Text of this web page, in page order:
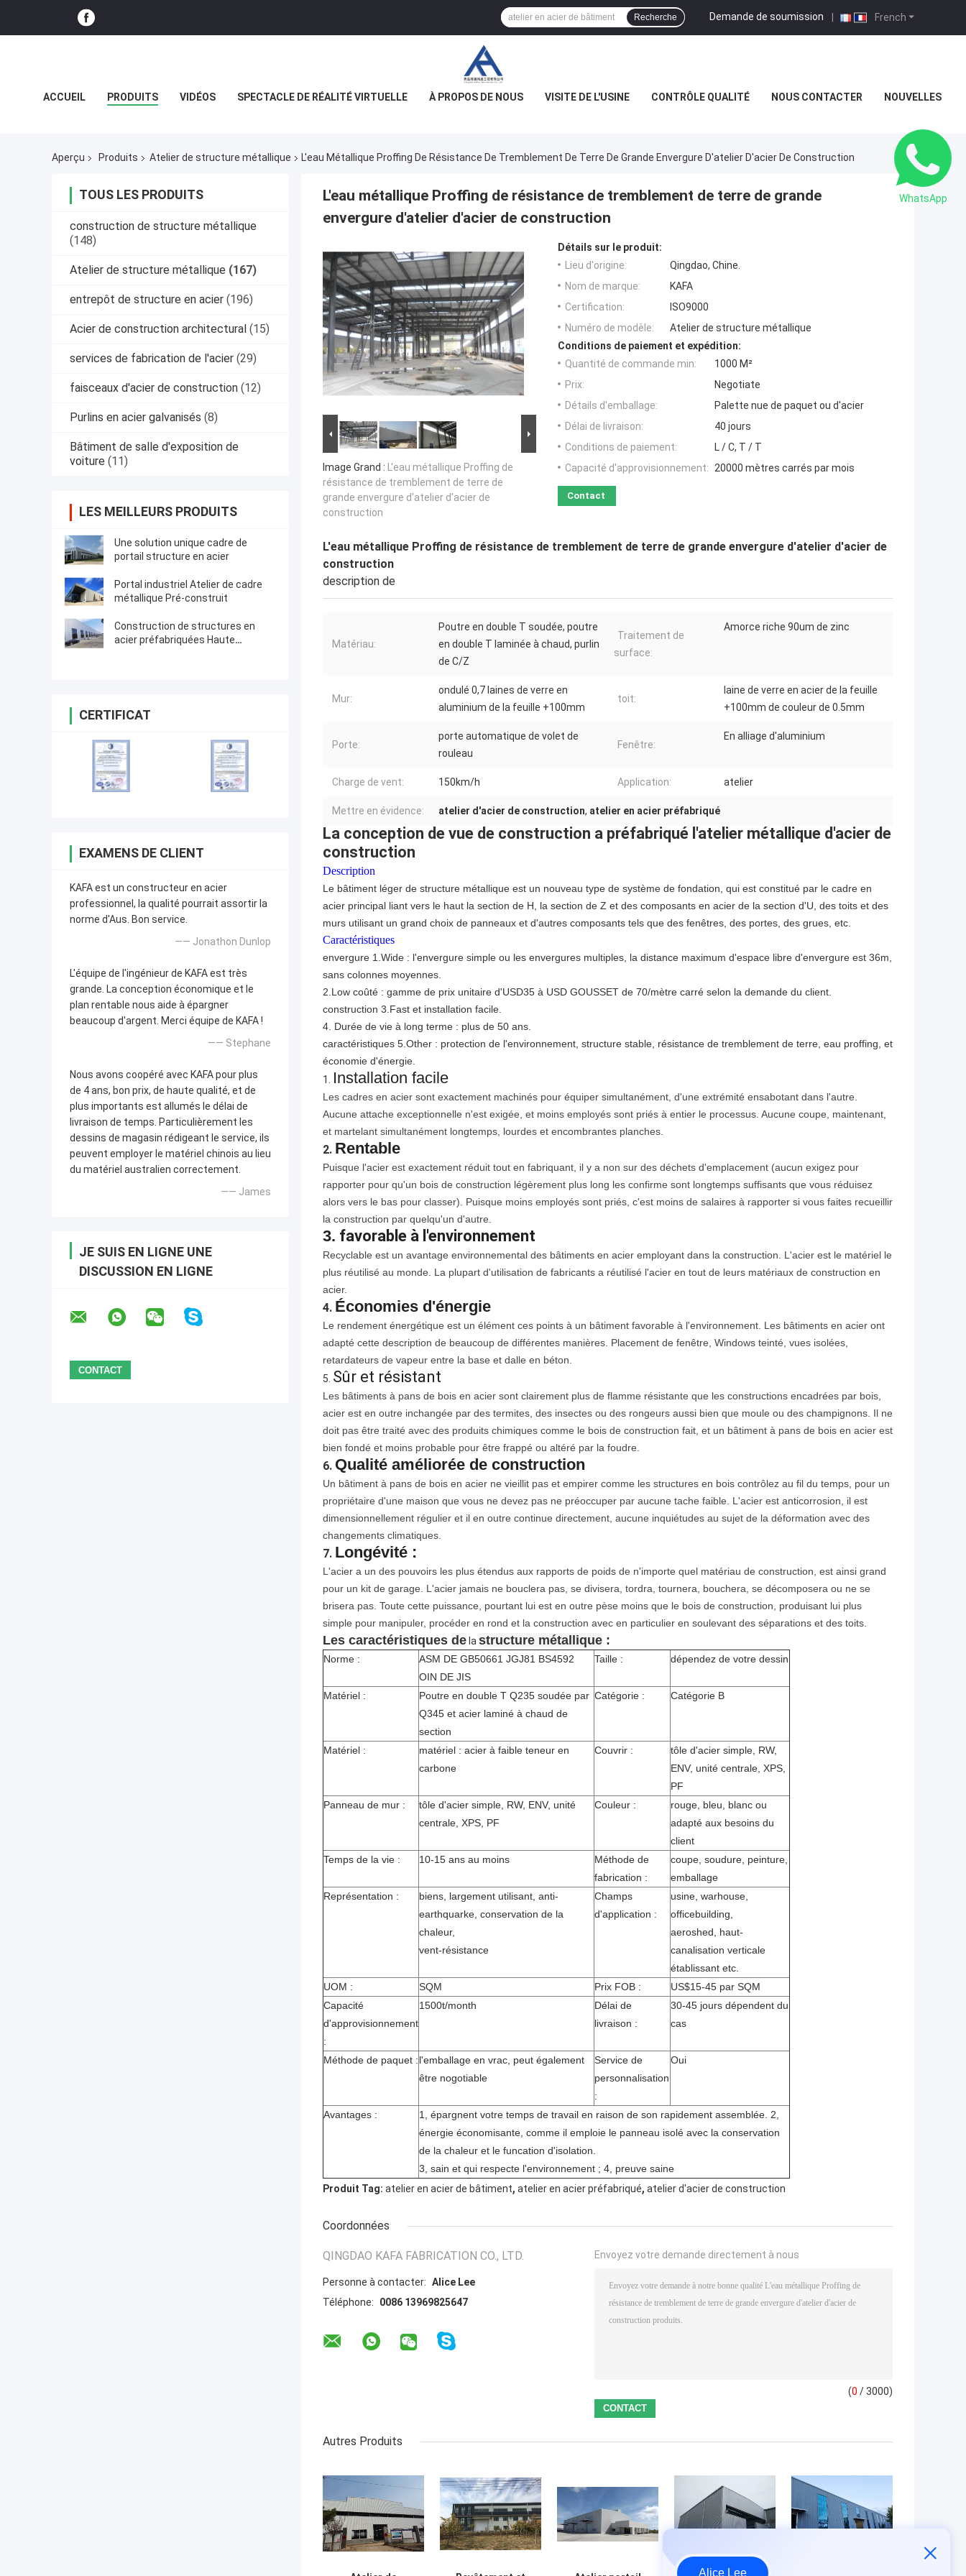
French
Demande de soumission |
Recherche
ACCUEIL PRODUITS VIDÉOS SPECTACLE DE RÉALITÉ VIRTUELLE À PROPOS DE NOUS VISITE DE L'USINE CONTRÔLE QUALITÉ NOUS CONTACTER NOUVELLES
Aperçu Produits Atelier de structure métallique L'eau Métallique Proffing De Résistance De Tremblement De Terre De Grande Envergure D'atelier D'acier De Construction
TOUS LES PRODUITS
construction de structure métallique
(148)
Atelier de structure métallique (167)
entrepôt de structure en acier (196)
Acier de construction architectural (15)
services de fabrication de l'acier (29)
faisceaux d'acier de construction (12)
Purlins en acier galvanisés (8)
Bâtiment de salle d'exposition de
voiture (11)
LES MEILLEURS PRODUITS
Une solution unique cadre de
portail structure en acier
Portal industriel Atelier de cadre
métallique Pré-construit
Construction de structures en
acier préfabriquées Haute
CERTIFICAT
EXAMENS DE CLIENT
KAFA est un constructeur en acier
professionnel, la qualité pourrait assortir la
norme d'Aus. Bon service.
—— Jonathon Dunlop
L'équipe de l'ingénieur de KAFA est très
grande. La conception économique et le
plan rentable nous aide à épargner
beaucoup d'argent. Merci équipe de KAFA !
—— Stephane
Nous avons coopéré avec KAFA pour plus
de 4 ans, bon prix, de haute qualité, et de
plus importants est allumés le délai de
livraison de temps. Particulièrement les
dessins de magasin rédigeant le service, ils
peuvent employer le matériel chinois au lieu
du matériel australien correctement.
—— James
JE SUIS EN LIGNE UNE
DISCUSSION EN LIGNE
L'eau métallique Proffing de résistance de tremblement de terre de grande
envergure d'atelier d'acier de construction
Image Grand : L'eau métallique Proffing de
résistance de tremblement de terre de
grande envergure d'atelier d'acier de
construction
Détails sur le produit:
Lieu d'origine:
Qingdao, Chine.
Nom de marque:
KAFA
Certification:
ISO9000
Numéro de modèle:
Atelier de structure métallique
Conditions de paiement et expédition:
Quantité de commande min:
1000 M²
Prix:
Negotiate
Détails d'emballage:
Palette nue de paquet ou d'acier
Délai de livraison:
40 jours
Conditions de paiement:
L / C, T / T
Capacité d'approvisionnement: 20000 mètres carrés par mois
Contact
L'eau métallique Proffing de résistance de tremblement de terre de grande envergure d'atelier d'acier de
construction
description de
Matériau:
Poutre en double T soudée, poutre
en double T laminée à chaud, purlin
de C/Z
Traitement de
surface:
Amorce riche 90um de zinc
Mur:
ondulé 0,7 laines de verre en
aluminium de la feuille +100mm
toit:
laine de verre en acier de la feuille
+100mm de couleur de 0.5mm
Porte:
porte automatique de volet de
rouleau
Fenêtre:
En alliage d'aluminium
Charge de vent: 150km/h Application: atelier
Mettre en évidence: atelier d'acier de construction, atelier en acier préfabriqué
La conception de vue de construction a préfabriqué l'atelier métallique d'acier de
construction
Description
Le bâtiment léger de structure métallique est un nouveau type de système de fondation, qui est constitué par le cadre en
acier principal liant vers le haut la section de H, la section de Z et des composants en acier de la section d'U, des toits et des
murs utilisant un grand choix de panneaux et d'autres composants tels que des fenêtres, des portes, des grues, etc.
Caractéristiques
envergure 1.Wide : l'envergure simple ou les envergures multiples, la distance maximum d'espace libre d'envergure est 36m,
sans colonnes moyennes.
2.Low coûté : gamme de prix unitaire d'USD35 à USD GOUSSET de 70/mètre carré selon la demande du client.
construction 3.Fast et installation facile.
4. Durée de vie à long terme : plus de 50 ans.
caractéristiques 5.Other : protection de l'environnement, structure stable, résistance de tremblement de terre, eau proffing, et
économie d'énergie.
1. Installation facile
Les cadres en acier sont exactement machinés pour équiper simultanément, d'une extrémité ensabotant dans l'autre.
Aucune attache exceptionnelle n'est exigée, et moins employés sont priés à entier le processus. Aucune coupe, maintenant,
et martelant simultanément longtemps, lourdes et encombrantes planches.
2. Rentable
Puisque l'acier est exactement réduit tout en fabriquant, il y a non sur des déchets d'emplacement (aucun exigez pour
rapporter pour qu'un bois de construction légèrement plus long les confirme sont longtemps suffisants que vous réduisez
alors vers le bas pour classer). Puisque moins employés sont priés, c'est moins de salaires à rapporter si vous faites recueillir
la construction par quelqu'un d'autre.
3. favorable à l'environnement
Recyclable est un avantage environnemental des bâtiments en acier employant dans la construction. L'acier est le matériel le
plus réutilisé au monde. La plupart d'utilisation de fabricants a réutilisé l'acier en tout de leurs matériaux de construction en
acier.
4. Économies d'énergie
Le rendement énergétique est un élément ces points à un bâtiment favorable à l'environnement. Les bâtiments en acier ont
adapté cette description de beaucoup de différentes manières. Placement de fenêtre, Windows teinté, vues isolées,
retardateurs de vapeur entre la base et dalle en béton.
5. Sûr et résistant
Les bâtiments à pans de bois en acier sont clairement plus de flamme résistante que les constructions encadrées par bois,
acier est en outre inchangée par des termites, des insectes ou des rongeurs aussi bien que moule ou des champignons. Il ne
doit pas être traité avec des produits chimiques comme le bois de construction fait, et un bâtiment à pans de bois en acier est
bien fondé et moins probable pour être frappé ou altéré par la foudre.
6. Qualité améliorée de construction
Un bâtiment à pans de bois en acier ne vieillit pas et empirer comme les structures en bois contrôlez au fil du temps, pour un
propriétaire d'une maison que vous ne devez pas ne préoccuper par aucune tache faible. L'acier est anticorrosion, il est
dimensionnellement régulier et il en outre continue directement, aucune inquiétudes au sujet de la déformation avec des
changements climatiques.
7. Longévité :
L'acier a un des pouvoirs les plus étendus aux rapports de poids de n'importe quel matériau de construction, est ainsi grand
pour un kit de garage. L'acier jamais ne bouclera pas, se divisera, tordra, tournera, bouchera, se décomposera ou ne se
brisera pas. Toute cette puissance, pourtant lui est en outre pèse moins que le bois de construction, produisant lui plus
simple pour manipuler, procéder en rond et la construction avec en particulier en soulevant des séparations et des toits.
Les caractéristiques de lastructure métallique :
Norme :
ASM DE GB50661 JGJ81 BS4592
OIN DE JIS
Taille : dépendez de votre dessin
Matériel : Poutre en double T Q235 soudée par
Q345 et acier laminé à chaud de
section
Catégorie : Catégorie B
Matériel :
matériel : acier à faible teneur en
carbone
Couvrir :
tôle d'acier simple, RW,
ENV, unité centrale, XPS,
PF
Panneau de mur :
tôle d'acier simple, RW, ENV, unité
centrale, XPS, PF
Couleur :
rouge, bleu, blanc ou
adapté aux besoins du
client
Temps de la vie :
10-15 ans au moins
Méthode de
fabrication :
coupe, soudure, peinture,
emballage
Représentation :
biens, largement utilisant, anti-
earthquarke, conservation de la
chaleur,
vent-résistance
Champs
d'application :
usine, warhouse,
officebuilding,
aeroshed, haut-
canalisation verticale
établissant etc.
UOM :
SQM Prix FOB :
US$15-45 par SQM
Capacité
d'approvisionnement
:
1500t/month
Délai de
livraison :
30-45 jours dépendent du
cas
Méthode de paquet :l'emballage en vrac, peut également
être nogotiable
Service de
personnalisation
:
Oui
Avantages :
1, épargnent votre temps de travail en raison de son rapidement assemblée. 2,
énergie économisante, comme il emploie le panneau isolé avec la conservation
de la chaleur et le funcation d'isolation.
3, sain et qui respecte l'environnement ; 4, preuve saine
Produit Tag: atelier en acier de bâtiment, atelier en acier préfabriqué, atelier d'acier de construction
Coordonnées
QINGDAO KAFA FABRICATION CO., LTD.
Personne à contacter: Alice Lee
Téléphone:
0086 13969825647
Envoyez votre demande directement à nous
(0 / 3000)
Autres Produits
WhatsApp
Alice Lee